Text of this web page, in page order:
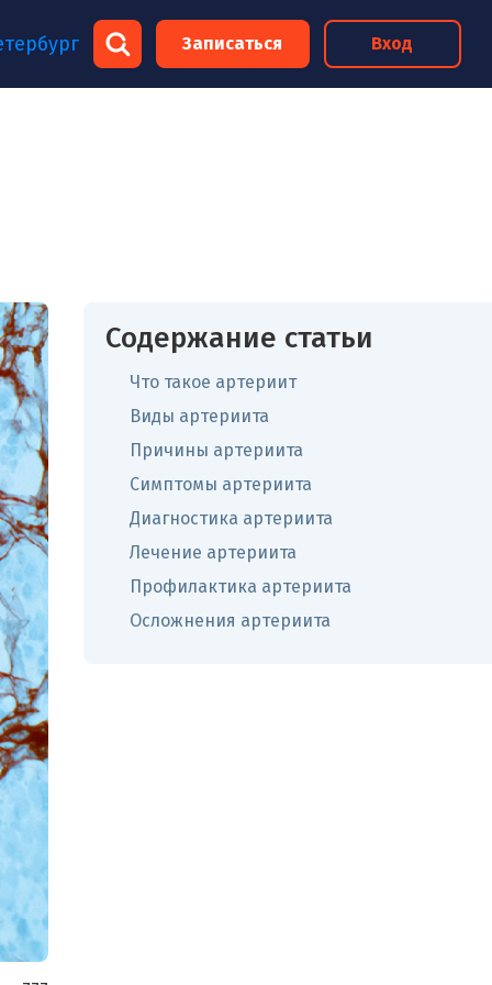
Записаться Вход
Содержание статьи
Что такое артериит
Виды артериита
Причины артериита
Симптомы артериита
Диагностика артериита
Лечение артериита
Профилактика артериита
Осложнения артериита
×